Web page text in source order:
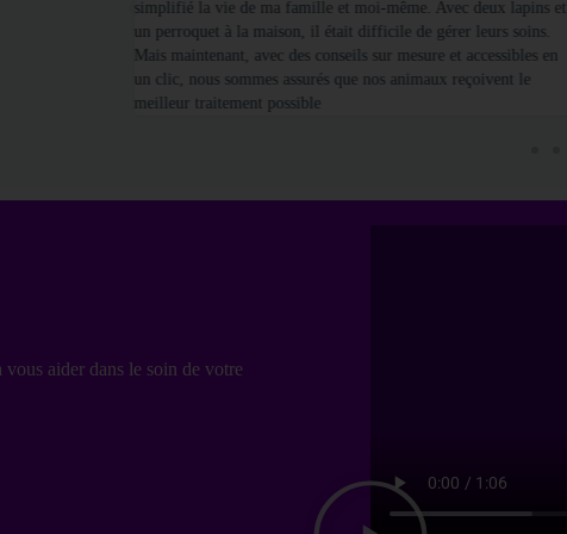
simplifié la vie de ma famille et moi-même. Avec deux lapins et
un perroquet à la maison, il était difficile de gérer leurs soins.
Mais maintenant, avec des conseils sur mesure et accessibles en
un clic, nous sommes assurés que nos animaux reçoivent le
meilleur traitement possible
aider dans le soin de votre